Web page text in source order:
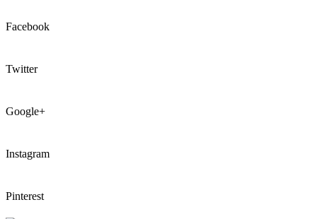
Facebook
Twitter
Google+
Instagram
Pinterest